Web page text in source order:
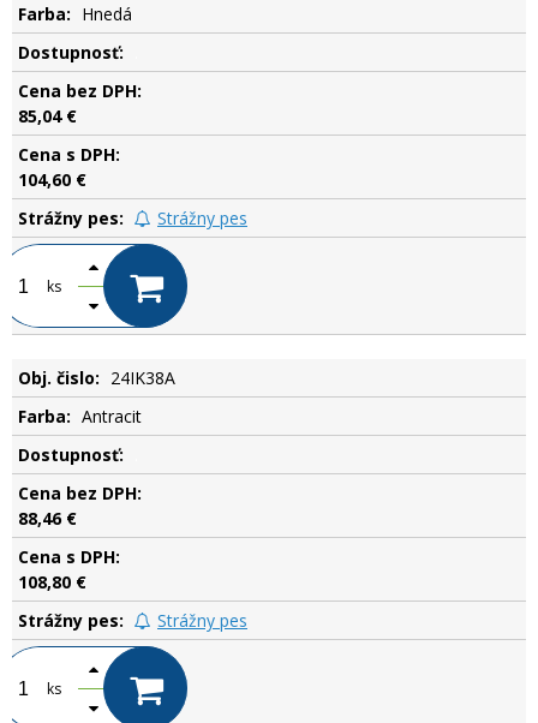
Hnedá
85,04 €
104,60 €
Strážny pes
ks
24IK38A
Antracit
88,46 €
108,80 €
Strážny pes
ks